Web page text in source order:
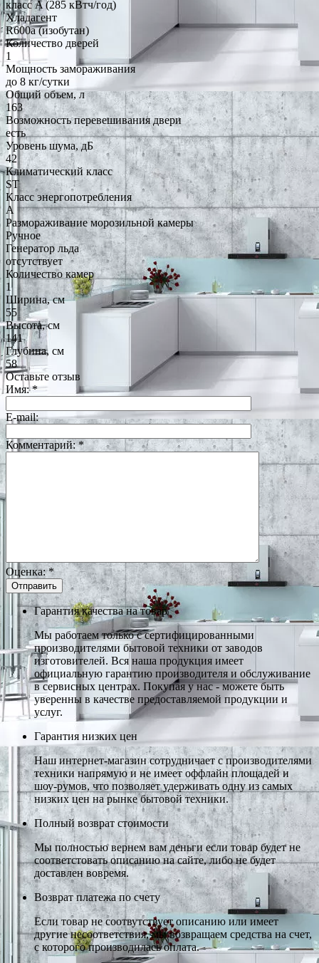
класс A (285 кВтч/год)
Хладагент
R600a (изобутан)
Количество дверей
1
Мощность замораживания
до 8 кг/cутки
Общий объем, л
163
Возможность перевешивания двери
есть
Уровень шума, дБ
42
Климатический класс
ST
Класс энергопотребления
A
Размораживание морозильной камеры
Ручное
Генератор льда
отсутствует
Количество камер
1
Ширина, см
55
Высота, см
141
Глубина, см
58
Оставьте отзыв
Имя:*
E-mail:
Комментарий:*
Оценка:*
Гарантия качества на товар
Мы работаем только с сертифицированными
производителями бытовой техники от заводов
изготовителей. Вся наша продукция имеет
официальную гарантию производителя и обслуживание
в сервисных центрах. Покупая у нас - можете быть
уверенны в качестве предоставляемой продукции и
услуг.
Гарантия низких цен
Наш интернет-магазин сотрудничает с производителями
техники напрямую и не имеет оффлайн площадей и
шоу-румов, что позволяет удерживать одну из самых
низких цен на рынке бытовой техники.
Полный возврат стоимости
Мы полностью вернем вам деньги если товар будет не
соответстовать описанию на сайте, либо не будет
доставлен вовремя.
Возврат платежа по счету
Если товар не соотвутствует описанию или имеет
другие несоответствия, мы возвращаем средства на счет,
с которого производилась оплата.